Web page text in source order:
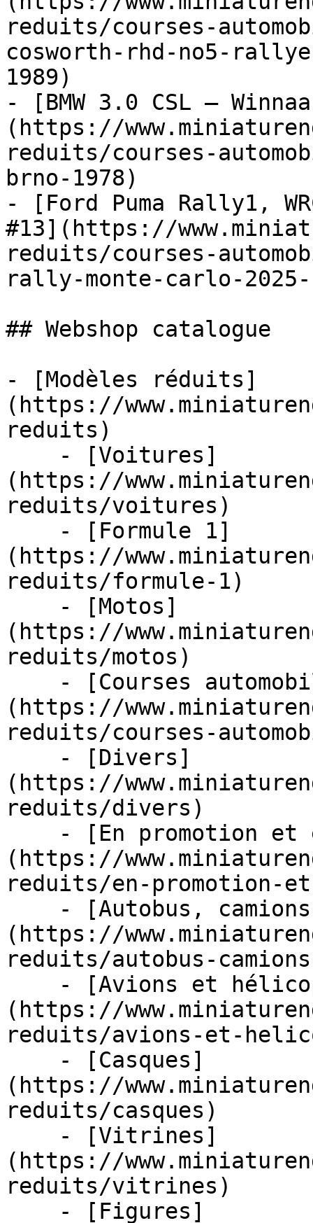
reduits/courses-
cosworth-rhd-no5-
1989)
- [BMW 3.0 CSL –
(https://
reduits/courses-
brno-1978)
- [Ford Puma Rally1,
#13](https://
reduits/courses-
rally-monte-carlo-
## Webshop catalogue
- [Modèles réduits]
(https://
reduits)
(https://
reduits/voitures)
(https://
reduits/formule-1)
(https://
reduits/motos)
(https://
reduits/courses-
(https://
reduits/divers)
(https://
reduits/en-promotion-
(https://
reduits/autobus-
(https://
reduits/avions-et-
(https://
reduits/casques)
(https://
reduits/vitrines)